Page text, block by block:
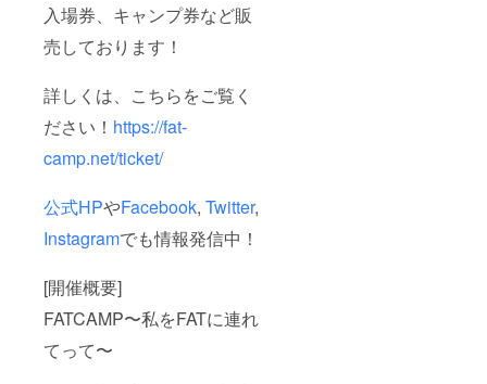
入場券、キャンプ券など販
売しております！
詳しくは、こちらをご覧く
ださい！ https://fat-
camp.net/ticket/
公式HPやFacebook, Twitter,
Instagramでも情報発信中！
[開催概要]
FATCAMP〜私をFATに連れ
てって〜